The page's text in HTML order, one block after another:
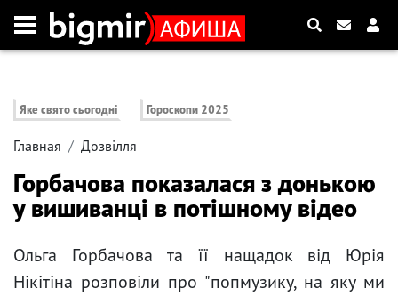
Яке свято сьогодні Гороскопи 2025
Главная Дозвілля
Горбачова показалася з донькою
у вишиванці в потішному відео
Ольга Горбачова та її нащадок від Юрія
Нікітіна розповіли про "попмузику, на яку ми